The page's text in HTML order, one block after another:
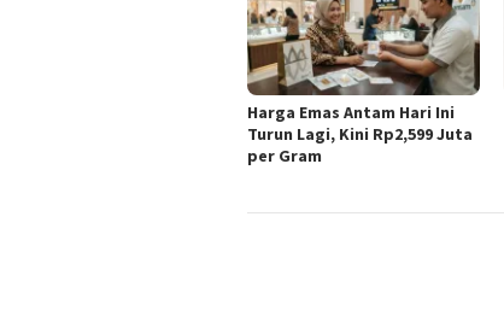
Harga Emas Antam Hari Ini
Turun Lagi, Kini Rp2,599 Juta
per Gram